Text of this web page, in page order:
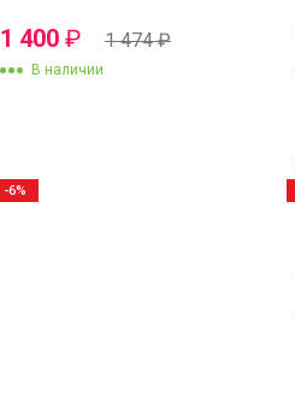
1 400 ₽ 1 474₽
В наличии
-6%